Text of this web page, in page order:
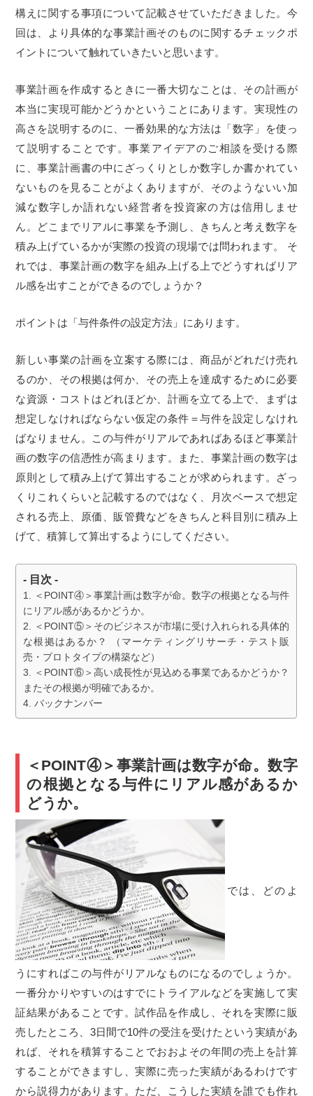
構えに関する事項について記載させていただきました。今
回は、より具体的な事業計画そのものに関するチェックポ
イントについて触れていきたいと思います。
事業計画を作成するときに一番大切なことは、その計画が
本当に実現可能かどうかということにあります。実現性の
高さを説明するのに、一番効果的な方法は「数字」を使っ
て説明することです。事業アイデアのご相談を受ける際
に、事業計画書の中にざっくりとしか数字しか書かれてい
ないものを見ることがよくありますが、そのようないい加
減な数字しか語れない経営者を投資家の方は信用しませ
ん。どこまでリアルに事業を予測し、きちんと考え数字を
積み上げているかが実際の投資の現場では問われます。 そ
れでは、事業計画の数字を組み上げる上でどうすればリア
ル感を出すことができるのでしょうか？
ポイントは「与件条件の設定方法」にあります。
新しい事業の計画を立案する際には、商品がどれだけ売れ
るのか、その根拠は何か、その売上を達成するために必要
な資源・コストはどれほどか、計画を立てる上で、まずは
想定しなければならない仮定の条件＝与件を設定しなけれ
ばなりません。この与件がリアルであればあるほど事業計
画の数字の信憑性が高まります。また、事業計画の数字は
原則として積み上げて算出することが求められます。ざっ
くりこれくらいと記載するのではなく、月次ベースで想定
される売上、原価、販管費などをきちんと科目別に積み上
げて、積算して算出するようにしてください。
- 目次 -
＜POINT④＞事業計画は数字が命。数字の根拠となる与件
にリアル感があるかどうか。
＜POINT⑤＞そのビジネスが市場に受け入れられる具体的
な根拠はあるか？ （マーケティングリサーチ・テスト販
売・プロトタイプの構築など）
＜POINT⑥＞高い成長性が見込める事業であるかどうか？
またその根拠が明確であるか。
バックナンバー
＜POINT④＞事業計画は数字が命。数字
の根拠となる与件にリアル感があるか
どうか。
では、どのよ
うにすればこの与件がリアルなものになるのでしょうか。
一番分かりやすいのはすでにトライアルなどを実施して実
証結果があることです。試作品を作成し、それを実際に販
売したところ、3日間で10件の受注を受けたという実績があ
れば、それを積算することでおおよその年間の売上を計算
することができますし、実際に売った実績があるわけです
から説得力があります。ただ、こうした実績を誰でも作れ